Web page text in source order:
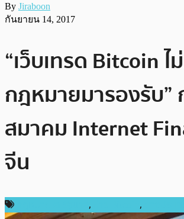
By Jiraboon
กันยายน 14, 2017
“เว็บเทรด Bitcoin
กฎหมายมารองรับ”
สมาคม Internet
จีน
, ,